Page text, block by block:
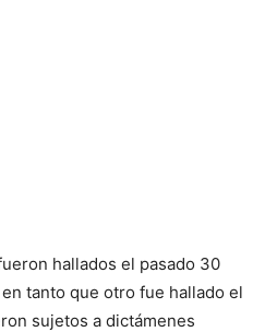
hallados el pasado 30
tanto que otro fue hallado el
sujetos a dictámenes